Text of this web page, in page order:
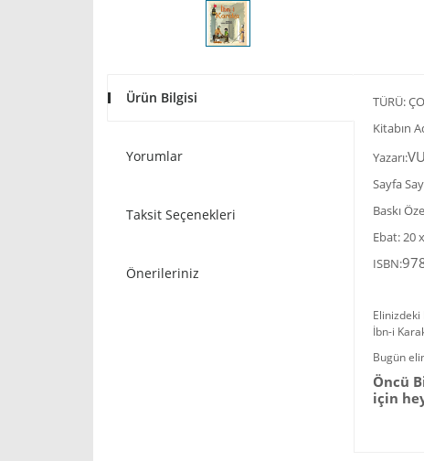
Ürün Bilgisi
Yorumlar
Taksit Seçenekleri
Önerileriniz
TÜRÜ:
Kitabın
Yazarı:
Sayfa
Baskı
Ebat: 20
ISBN:
Elinizdeki
İbn-i
Bugün
Öncü
için